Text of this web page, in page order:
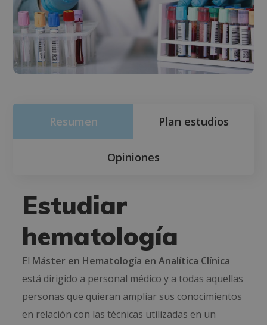
Resumen Plan estudios
Opiniones
Estudiar
hematología
El Máster en Hematología en Analítica Clínica
está dirigido a personal médico y a todas aquellas
personas que quieran ampliar sus conocimientos
en relación con las técnicas utilizadas en un